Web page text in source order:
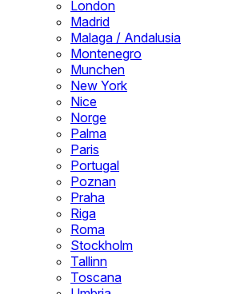
London
Madrid
Malaga / Andalusia
Montenegro
Munchen
New York
Nice
Norge
Palma
Paris
Portugal
Poznan
Praha
Riga
Roma
Stockholm
Tallinn
Toscana